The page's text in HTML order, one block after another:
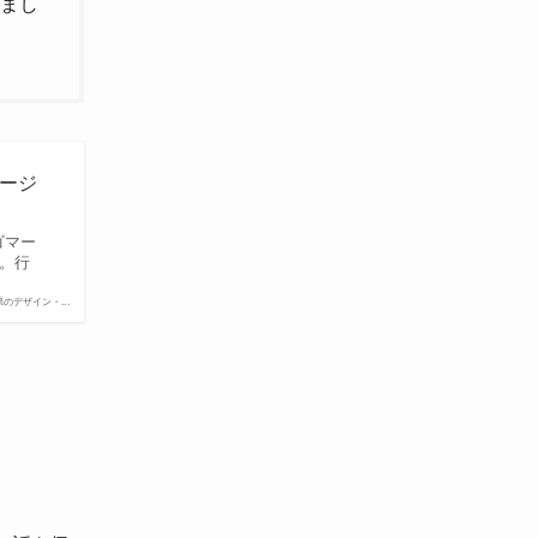
し
デザイン・...
ジ
マー
行